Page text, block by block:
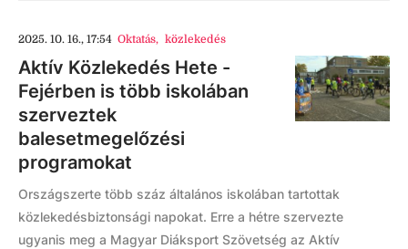
2025. 10. 16., 17:54 Oktatás, közlekedés
Aktív Közlekedés Hete -
Fejérben is több iskolában
szerveztek
balesetmegelőzési
programokat
Országszerte több száz általános iskolában tartottak
közlekedésbiztonsági napokat. Erre a hétre szervezte
ugyanis meg a Magyar Diáksport Szövetség az Aktív